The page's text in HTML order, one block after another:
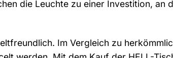
die Leuchte zu einer Investition, an
Im Vergleich zu